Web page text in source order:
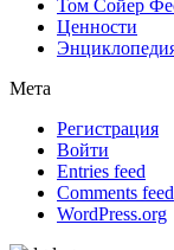
Том Сойер
Ценности
Мета
Регистрация
Войти
Entries feed
Comments feed
WordPress.org